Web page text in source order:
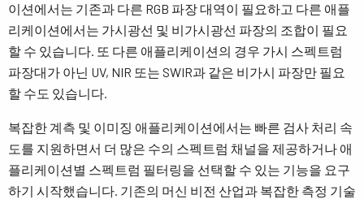
이션에서는 기존과 다른 RGB 파장 대역이 필요하고 다른 애플
리케이션에서는 가시광선 및 비가시광선 파장의 조합이 필요
할 수 있습니다. 또 다른 애플리케이션의 경우 가시 스펙트럼
파장대가 아닌 UV, NIR 또는 SWIR과 같은 비가시 파장만 필요
할 수도 있습니다.
복잡한 계측 및 이미징 애플리케이션에서는 빠른 검사 처리 속
도를 지원하면서 더 많은 수의 스펙트럼 채널을 제공하거나 애
플리케이션별 스펙트럼 필터링을 선택할 수 있는 기능을 요구
하기 시작했습니다. 기존의 머신 비전 산업과 복잡한 측정 기술